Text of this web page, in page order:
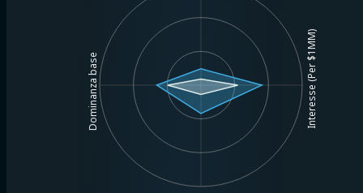
Interesse (Per $1MM)
Dominanza base